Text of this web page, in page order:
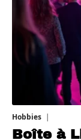
Hobbies
Boîte à